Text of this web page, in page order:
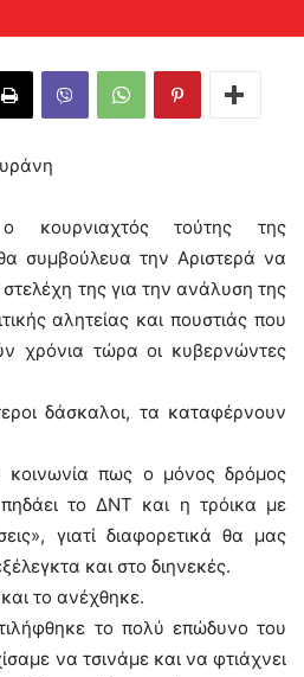
κουρνιαχτός τούτης της
συμβούλευα την Αριστερά να
της για την ανάλυση της
αλητείας και πουστιάς που
χρόνια τώρα οι κυβερνώντες
δάσκαλοι, τα καταφέρνουν
κοινωνία πως ο μόνος δρόμος
το ΔΝΤ και η τρόικα με
γιατί διαφορετικά θα μας
και στο διηνεκές.
το ανέχθηκε.
το πολύ επώδυνο του
να τσινάμε και να φτιάχνει